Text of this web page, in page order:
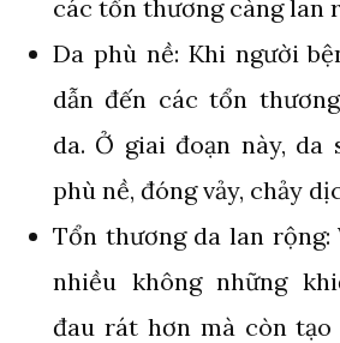
các tổn thương càng lan
Da phù nề: Khi người
dẫn đến các tổn
da. Ở giai đoạn này, da
phù nề, đóng vảy, chảy
Tổn thương da lan rộng:
nhiều không những
đau rát hơn mà còn